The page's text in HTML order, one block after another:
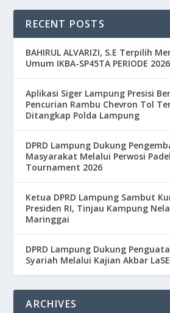
RECENT POSTS
BAHIRUL ALVARIZI, S.E Terpilih
Umum IKBA-SP45TA PERIODE
Aplikasi Siger Lampung Presisi
Pencurian Rambu Chevron Tol
Ditangkap Polda Lampung
DPRD Lampung Dukung
Masyarakat Melalui Perwosi
Tournament 2026
Ketua DPRD Lampung Sambut
Presiden RI, Tinjau Kampung
Maringgai
DPRD Lampung Dukung
Syariah Melalui Kajian Akbar
ARCHIVES